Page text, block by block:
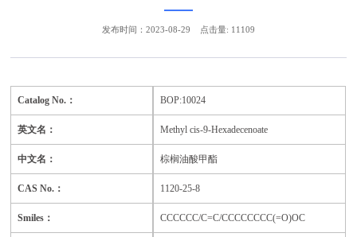
Catalog No.： BOP:10024
英文名： Methyl cis-9-Hexadecenoate
中文名： 棕榈油酸甲酯
CAS No.： 1120-25-8
Smiles： CCCCCC/C=C/CCCCCCCC(=O)OC